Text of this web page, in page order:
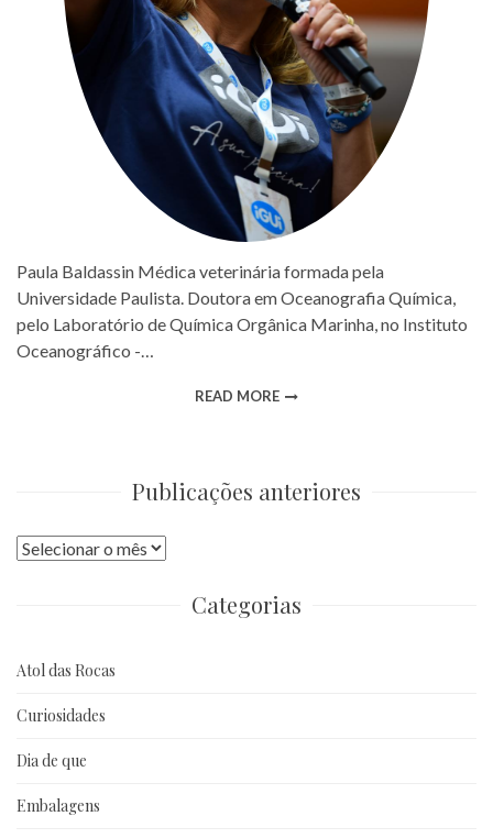
Paula Baldassin Médica veterinária formada pela
Universidade Paulista. Doutora em Oceanografia Química,
pelo Laboratório de Química Orgânica Marinha, no Instituto
Oceanográfico -…
READ MORE
Publicações anteriores
Publicações
Categorias
Atol das Rocas
Curiosidades
Dia de que
Embalagens